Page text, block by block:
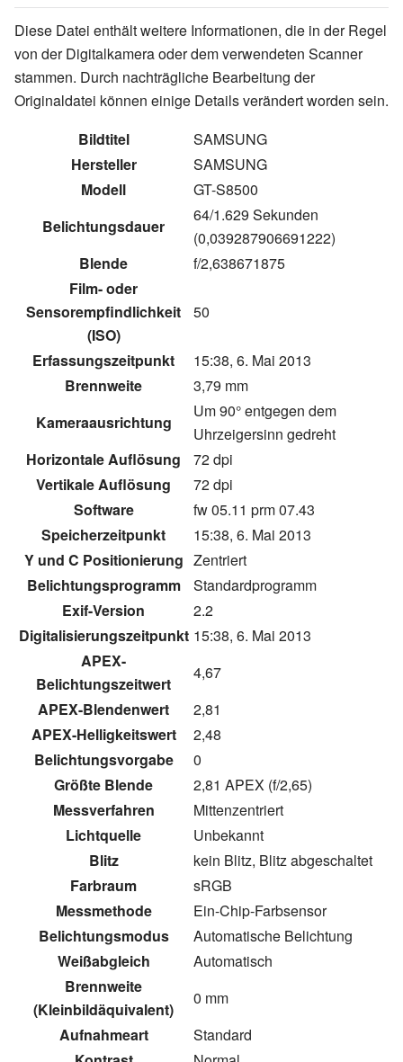
Diese Datei enthält weitere Informationen, die in der Regel
von der Digitalkamera oder dem verwendeten Scanner
stammen. Durch nachträgliche Bearbeitung der
Originaldatei können einige Details verändert worden sein.
Bildtitel
SAMSUNG
Hersteller
SAMSUNG
Modell
GT-S8500
Belichtungsdauer
64/1.629 Sekunden
(0,039287906691222)
Blende
f/2,638671875
Film- oder
Sensorempfindlichkeit
(ISO)
50
Erfassungszeitpunkt
15:38, 6. Mai 2013
Brennweite
3,79 mm
Kameraausrichtung
Um 90° entgegen dem
Uhrzeigersinn gedreht
Horizontale Auflösung
72 dpi
Vertikale Auflösung
72 dpi
Software
fw 05.11 prm 07.43
Speicherzeitpunkt
15:38, 6. Mai 2013
Y und C Positionierung Zentriert
Belichtungsprogramm
Standardprogramm
Exif-Version
2.2
Digitalisierungszeitpunkt 15:38, 6. Mai 2013
APEX-
Belichtungszeitwert
4,67
APEX-Blendenwert
2,81
APEX-Helligkeitswert
2,48
Belichtungsvorgabe
0
Größte Blende
2,81 APEX (f/2,65)
Messverfahren
Mittenzentriert
Lichtquelle
Unbekannt
Blitz
kein Blitz, Blitz abgeschaltet
Farbraum
sRGB
Messmethode
Ein-Chip-Farbsensor
Belichtungsmodus
Automatische Belichtung
Weißabgleich
Automatisch
Brennweite
(Kleinbildäquivalent)
0 mm
Aufnahmeart
Standard